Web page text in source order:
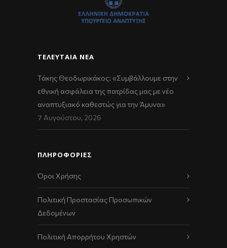
ΤΕΛΕΥΤΑΊΑ ΝΈΑ
Τάκης Θεοδωρικάκος: «Συμβάλλουμε στην
εθνική ασφάλεια της πατρίδας μας με νέο
αναπτυξιακό καθεστώς για την Άμυνα»
7 Αυγούστου, 2026
ΠΛΗΡΟΦΟΡΙΕΣ
Όροι Χρήσης
Πολιτική Προστασίας Προσωπικών
Δεδομένων
Πολιτική Απορρήτου Χρηστών